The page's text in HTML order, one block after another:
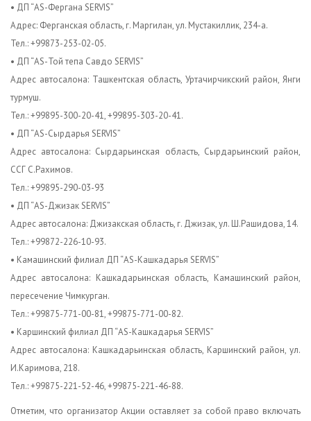
• ДП “AS-Фергана SERVIS”
Адрес: Ферганская область, г. Маргилан, ул. Мустакиллик, 234-а.
Тел.: +99873-253-02-05.
• ДП “AS-Той тепа Савдо SERVIS”
Адрес автосалона: Ташкентская область, Уртачирчикский район, Янги
турмуш.
Тел.: +99895-300-20-41, +99895-303-20-41.
• ДП “AS-Сырдарья SERVIS”
Адрес автосалона: Сырдарьинская область, Сырдарьинский район,
ССГ С.Рахимов.
Тел.: +99895-290-03-93
• ДП “AS-Джизак SERVIS”
Адрес автосалона: Джизакская область, г. Джизак, ул. Ш.Рашидова, 14.
Тел.: +99872-226-10-93.
• Камашинский филиал ДП “AS-Кашкадарья SERVIS”
Адрес автосалона: Кашкадарьинская область, Камашинский район,
пересечение Чимкурган.
Тел.: +99875-771-00-81, +99875-771-00-82.
• Каршинский филиал ДП “AS-Кашкадарья SERVIS”
Адрес автосалона: Кашкадарьинская область, Каршинский район, ул.
И.Каримова, 218.
Тел.: +99875-221-52-46, +99875-221-46-88.
Отметим, что организатор Акции оставляет за собой право включать